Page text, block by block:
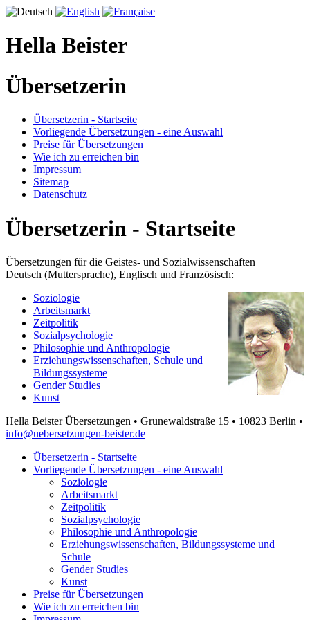
Hella Beister
Übersetzerin
Übersetzerin - Startseite
Vorliegende Übersetzungen - eine Auswahl
Preise für Übersetzungen
Wie ich zu erreichen bin
Impressum
Sitemap
Datenschutz
Übersetzerin - Startseite
Übersetzungen für die Geistes- und Sozialwissenschaften
Deutsch (Muttersprache), Englisch und Französisch:
Soziologie
Arbeitsmarkt
Zeitpolitik
Sozialpsychologie
Philosophie und Anthropologie
Erziehungswissenschaften, Schule und
Bildungssysteme
Gender Studies
Kunst
Hella Beister Übersetzungen • Grunewaldstraße 15 • 10823 Berlin •
info@uebersetzungen-beister.de
Übersetzerin - Startseite
Vorliegende Übersetzungen - eine Auswahl
Soziologie
Arbeitsmarkt
Zeitpolitik
Sozialpsychologie
Philosophie und Anthropologie
Erziehungswissenschaften, Bildungssysteme und
Schule
Gender Studies
Kunst
Preise für Übersetzungen
Wie ich zu erreichen bin